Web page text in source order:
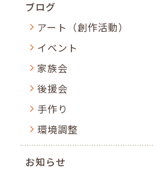
ブログ
アート（創作活動）
イベント
家族会
後援会
手作り
環境調整
お知らせ